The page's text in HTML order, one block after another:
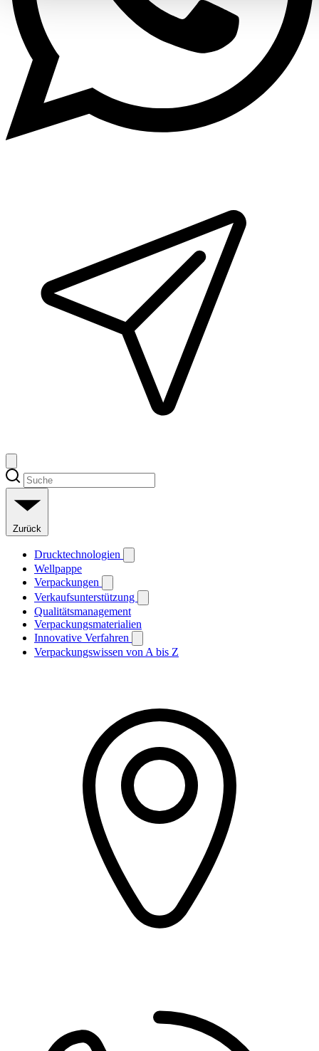
Zurück
Drucktechnologien
Wellpappe
Verpackungen
Verkaufsunterstützung
Qualitätsmanagement
Verpackungsmaterialien
Innovative Verfahren
Verpackungswissen von A bis Z